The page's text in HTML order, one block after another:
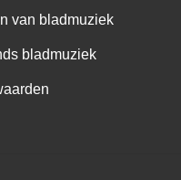
van bladmuziek
bladmuziek